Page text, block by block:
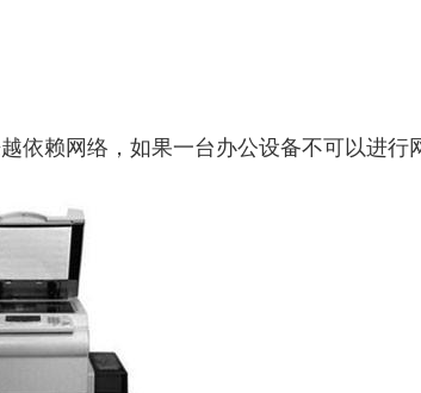
依赖网络，如果一台办公设备不可以进行